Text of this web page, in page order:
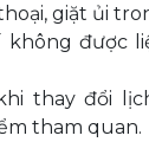
giặt ủi
không được
thay đổi
tham quan.